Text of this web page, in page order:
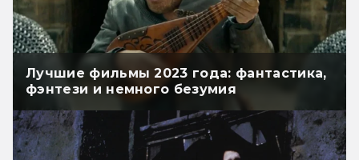
Лучшие фильмы 2023 года: фантастика,
фэнтези и немного безумия